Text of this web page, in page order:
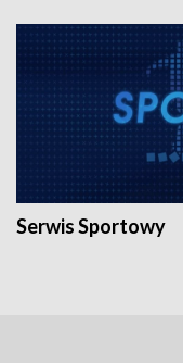
Serwis Sportowy